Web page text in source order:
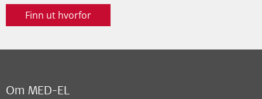
Finn ut hvorfor
Om MED-EL